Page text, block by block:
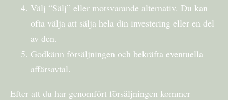
Välj “Sälj” eller motsvarande alternativ. Du kan
ofta välja att sälja hela din investering eller en del
av den.
Godkänn försäljningen och bekräfta eventuella
affärsavtal.
Efter att du har genomfört försäljningen kommer